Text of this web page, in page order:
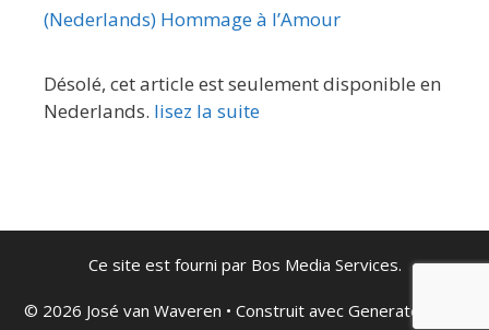
(Nederlands) Hommage à l’Amour
Désolé, cet article est seulement disponible en
Nederlands. lisez la suite
Ce site est fourni par Bos Media Services.
© 2026 José van Waveren • Construit avec GeneratePress